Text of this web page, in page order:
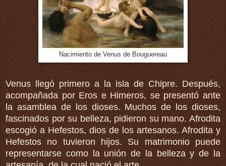
Nacimiento de Venus de Bouguereau
Venus llegó primero a la isla de Chipre. Después,
acompañada por Eros e Himeros, se presentó ante
la asamblea de los dioses. Muchos de los dioses,
fascinados por su belleza, pidieron su mano. Afrodita
escogió a Hefestos, dios de los artesanos. Afrodita y
Hefestos no tuvieron hijos. Su matrimonio puede
representarse como la unión de la belleza y de la